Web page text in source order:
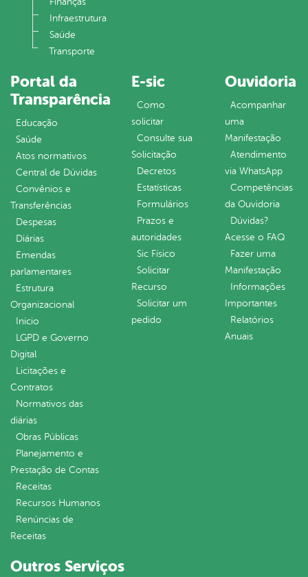
Infraestrutura
Saúde
Transporte
Portal da
Transparência
Educação
Saúde
Atos normativos
Central de Dúvidas
Convênios e
Transferências
Despesas
Diárias
Emendas
parlamentares
Estrutura
Organizacional
Inicio
LGPD e Governo
Digital
Licitações e
Contratos
Normativos das
diárias
Obras Públicas
Planejamento e
Prestação de Contas
Receitas
Recursos Humanos
Renúncias de
Receitas
E-sic
Como
solicitar
Consulte sua
Solicitação
Decretos
Estatísticas
Formulários
Prazos e
autoridades
Sic Físico
Solicitar
Recurso
Solicitar um
pedido
Ouvidoria
Acompanhar
uma
Manifestação
Atendimento
via WhatsApp
Competências
da Ouvidoria
Dúvidas?
Acesse o FAQ
Fazer uma
Manifestação
Informações
Importantes
Relatórios
Anuais
Outros Serviços